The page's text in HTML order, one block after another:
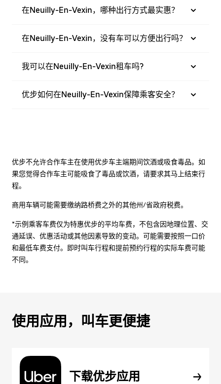
在Neuilly-En-Vexin，哪种出行方式最实惠？
在Neuilly-En-Vexin，没有车可以方便出行吗？
我可以在Neuilly-En-Vexin租车吗?
优步如何在Neuilly-En-Vexin保障乘客安全？
优步不允许合作车主在使用优步车主端期间饮酒或吸食毒品。如
果您觉得合作车主可能吸食了毒品或饮酒，请要求其马上结束行
程。
商用车辆可能需要缴纳路桥费之外的其他州/省政府税费。
*示例乘客车费仅为特惠优步的平均车费，不包含因地理位置、交
通延误、优惠活动或其他因素导致的变动。可能需要按照一口价
和最低车费支付。即时叫车行程和提前预约行程的实际车费可能
不同。
使用应用，叫车更便捷
下载优步应用